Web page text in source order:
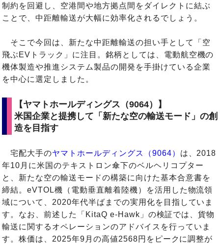
制約を回避し、空港間や地方拠点間をダイレクトに結ぶ
ことで、中距離輸送が大幅に効率化されるでしょう。
そこで今回は、新たな中距離輸送の担い手として「空
飛ぶEVトラック」に注目。銘柄としては、電動航空機の
機体製造や推進システム製品の開発を手掛けている企業
を中心に選定しました。
【ヤマトホールディングス（9064）】
米国企業と提携して「新たな空の輸送モード」の創
造を目指す
宅配大手のヤマトホールディングス（9064） は、2018
年10月に米国のテキストロン傘下のベルヘリコプター
と、新たな空の輸送モードの構築に向けた基本合意書を
締結。eVTOL機（電動垂直離着陸機）を活用した物流領
域について、2020年代半ばまでの実用化を目指していま
す。なお、前述した「KitaQ e-Hawk」の検証では、貨物
輸送に関するオペレーションのアドバイスを行っていま
す。株価は、2025年9月の高値2568円をピークに調整が